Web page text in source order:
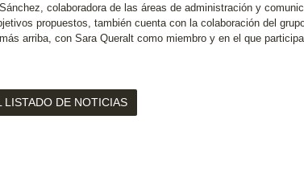
colaboradora de las áreas de administración y
propuestos, también cuenta con la colaboración del
arriba, con Sara Queralt como miembro y en el que
LISTADO DE NOTICIAS